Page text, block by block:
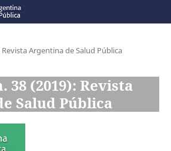
Argentina de Salud Pública
38 (2019): Revista
Salud Pública